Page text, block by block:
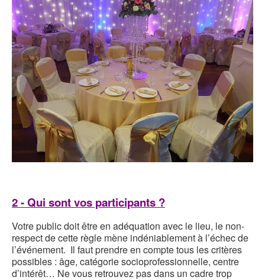
2 - Qui sont vos participants ?
Votre public doit être en adéquation avec le lieu, le non-
respect de cette règle mène indéniablement à l’échec de
l’événement. Il faut prendre en compte tous les critères
possibles : âge, catégorie socioprofessionnelle, centre
d’intérêt… Ne vous retrouvez pas dans un cadre trop